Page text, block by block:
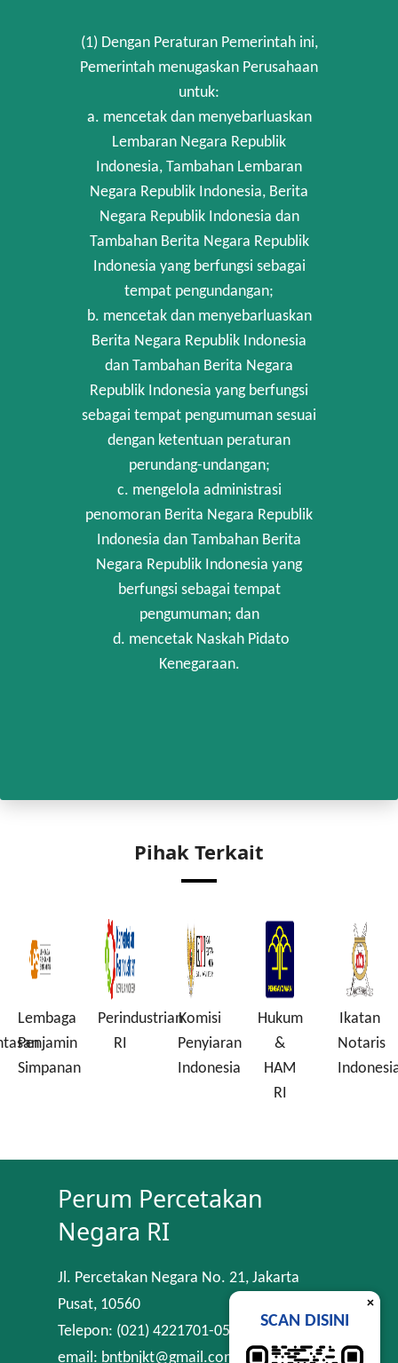
(1) Dengan Peraturan Pemerintah ini,
Pemerintah menugaskan Perusahaan
untuk:
a. mencetak dan menyebarluaskan
Lembaran Negara Republik
Indonesia, Tambahan Lembaran
Negara Republik Indonesia, Berita
Negara Republik Indonesia dan
Tambahan Berita Negara Republik
Indonesia yang berfungsi sebagai
tempat pengundangan;
b. mencetak dan menyebarluaskan
Berita Negara Republik Indonesia
dan Tambahan Berita Negara
Republik Indonesia yang berfungsi
sebagai tempat pengumuman sesuai
dengan ketentuan peraturan
perundang-undangan;
c. mengelola administrasi
penomoran Berita Negara Republik
Indonesia dan Tambahan Berita
Negara Republik Indonesia yang
berfungsi sebagai tempat
pengumuman; dan
d. mencetak Naskah Pidato
Kenegaraan.
Pihak Terkait
Lembaga
Penjamin
Simpanan
Perindustrian
RI
Komisi
Penyiaran
Indonesia
Hukum
&
HAM
RI
Ikatan
Notaris
Perum Percetakan
Negara RI
Jl. Percetakan Negara No. 21, Jakarta
Pusat, 10560
Telepon: (021) 4221701-05
email: bntbnjkt@gmail.com
×
SCAN DISINI